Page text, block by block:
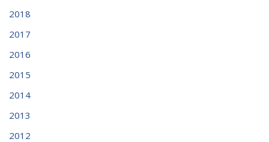
2018
2017
2016
2015
2014
2013
2012